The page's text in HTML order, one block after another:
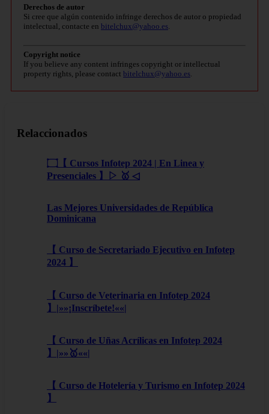
Derechos de autor
Si cree que algún contenido infringe derechos de autor o propiedad
intelectual, contacte en bitelchux@yahoo.es.
Copyright notice
If you believe any content infringes copyright or intellectual
property rights, please contact bitelchux@yahoo.es.
Relaccionados
۝【 Cursos Infotep 2024 | En Linea y
Presenciales 】▷ 🥇 ◁
Las Mejores Universidades de República
Dominicana
【 Curso de Secretariado Ejecutivo en Infotep
2024 】
【 Curso de Veterinaria en Infotep 2024
】|»»¡Inscríbete!««|
【 Curso de Uñas Acrílicas en Infotep 2024
】|»»🥇««|
【 Curso de Hotelería y Turismo en Infotep 2024
】